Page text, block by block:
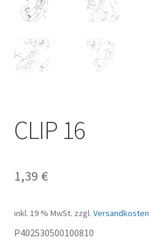
CLIP 16
1,39 €
inkl. 19 % MwSt. zzgl. Versandkosten
P402530500100810